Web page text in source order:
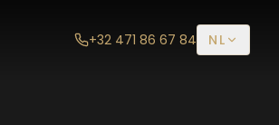
+32 471 86 67 84 NL